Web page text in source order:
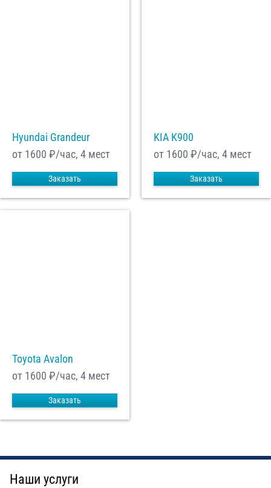
Hyundai Grandeur
от 1600 ₽/час, 4 мест
Заказать
KIA K900
от 1600 ₽/час, 4 мест
Заказать
Toyota Avalon
от 1600 ₽/час, 4 мест
Заказать
Наши услуги